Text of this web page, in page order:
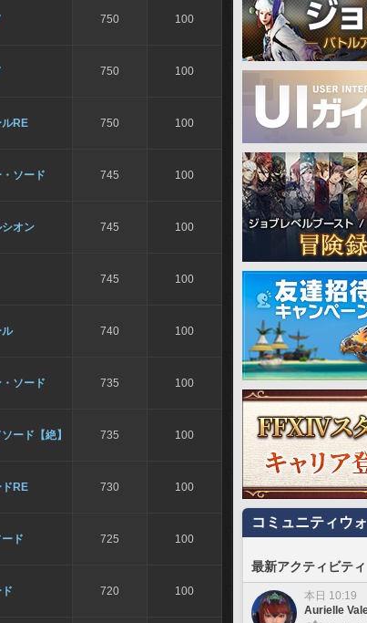
750 100
750 100
RE 750 100
ソード 745 100
オン 745 100
745 100
740 100
ソード 735 100
ード【絶】 735 100
RE 730 100
ド 725 100
720 100
コミュニティウ
最新アクティビティ
本日 10:19
Aurielle